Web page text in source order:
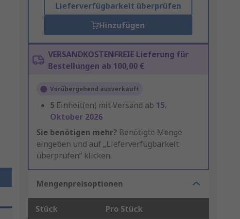
Lieferverfügbarkeit überprüfen
Hinzufügen
VERSANDKOSTENFREIE Lieferung für
Bestellungen ab 100,00 €
Vorübergehend ausverkauft
5 Einheit(en) mit Versand ab 15.
Oktober 2026
Sie benötigen mehr? Benötigte Menge
eingeben und auf „Lieferverfügbarkeit
überprüfen“ klicken.
Mengenpreisoptionen
Stück Pro Stück